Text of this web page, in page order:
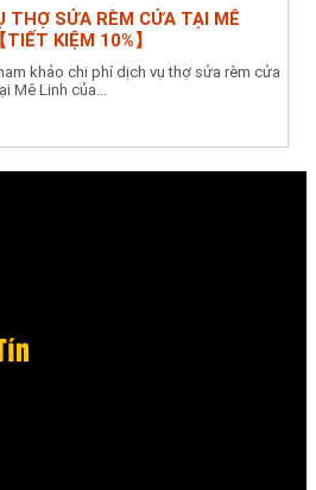
THỢ SỬA RÈM CỬA TẠI MÊ
TIẾT KIỆM 10%】
khảo chi phí dịch vụ thợ sửa rèm cửa
Mê Linh của...